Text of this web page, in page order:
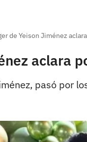
de Yeison Jiménez
aclara
pasó por